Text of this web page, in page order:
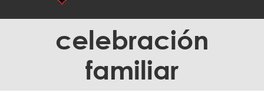
celebración
familiar